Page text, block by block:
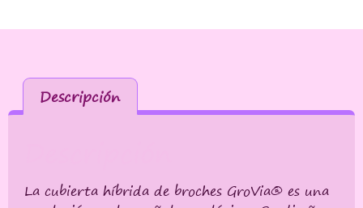
Descripción
La cubierta híbrida de broches GroVia® es una